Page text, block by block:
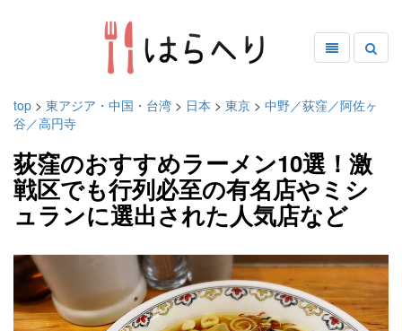
top > 東アジア・中国・台湾 > 日本 > 東京 > 中野／荻窪／阿佐ヶ
谷／高円寺
荻窪のおすすめラーメン10選！激
戦区でも行列必至の有名店やミシ
ュランに選出された人気店など